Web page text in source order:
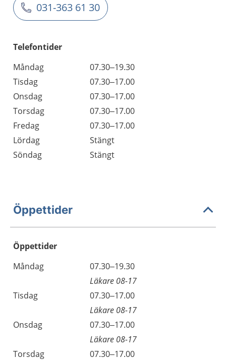
031-363 61 30
Telefontider
Måndag
07.30–19.30
Tisdag
07.30–17.00
Onsdag
07.30–17.00
Torsdag
07.30–17.00
Fredag
07.30–17.00
Lördag
Stängt
Söndag
Stängt
Öppettider
Öppettider
Dag
Öppettider
Kommentarer
Måndag
07.30–19.30
Läkare 08-17
Tisdag
07.30–17.00
Läkare 08-17
Onsdag
07.30–17.00
Läkare 08-17
Torsdag
07.30–17.00